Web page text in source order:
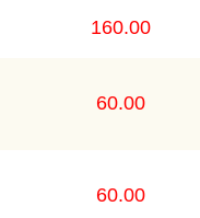
160.00
60.00
60.00